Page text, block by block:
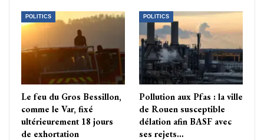
POLITICS
Le feu du Gros Bessillon,
comme le Var, fixé
ultérieurement 18 jours
de exhortation
POLITICS
Pollution aux Pfas : la ville
de Rouen susceptible
délation afin BASF avec
ses rejets…